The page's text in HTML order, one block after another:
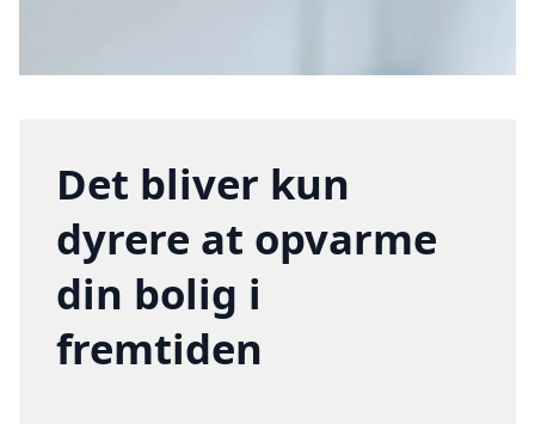
Det bliver kun
dyrere at opvarme
din bolig i
fremtiden